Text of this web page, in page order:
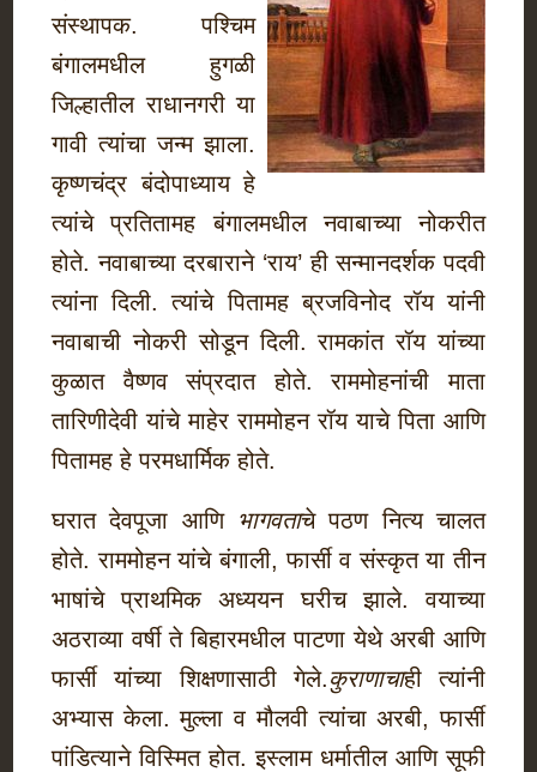
संस्थापक. पश्चिम
बंगालमधील हुगळी
जिल्हातील राधानगरी या
गावी त्यांचा जन्म झाला.
कृष्णचंद्र बंदोपाध्याय हे
त्यांचे प्रतितामह बंगालमधील नवाबाच्या नोकरीत
होते. नवाबाच्या दरबाराने ‘राय’ ही सन्मानदर्शक पदवी
त्यांना दिली. त्यांचे पितामह ब्रजविनोद रॉय यांनी
नवाबाची नोकरी सोडून दिली. रामकांत रॉय यांच्या
कुळात वैष्णव संप्रदात होते. राममोहनांची माता
तारिणीदेवी यांचे माहेर राममोहन रॉय याचे पिता आणि
पितामह हे परमधार्मिक होते.
घरात देवपूजा आणि भागवताचे पठण नित्य चालत
होते. राममोहन यांचे बंगाली, फार्सी व संस्कृत या तीन
भाषांचे प्राथमिक अध्ययन घरीच झाले. वयाच्या
अठराव्या वर्षी ते बिहारमधील पाटणा येथे अरबी आणि
फार्सी यांच्या शिक्षणासाठी गेले.कुराणाचाही त्यांनी
अभ्यास केला. मुल्ला व मौलवी त्यांचा अरबी, फार्सी
पांडित्याने विस्मित होत. इस्लाम धर्मातील आणि सूफी